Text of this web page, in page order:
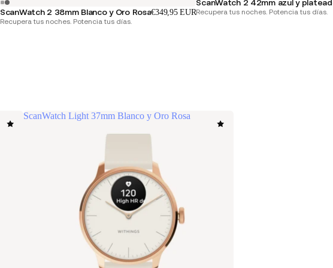
ScanWatch 2 38mm Blanco y Oro Rosa€349,95 EUR
Recupera tus noches. Potencia tus días.
ScanWatch 2 42mm azul y
Recupera tus noches. Potencia tus días.
ScanWatch Light 37mm Blanco y Oro Rosa